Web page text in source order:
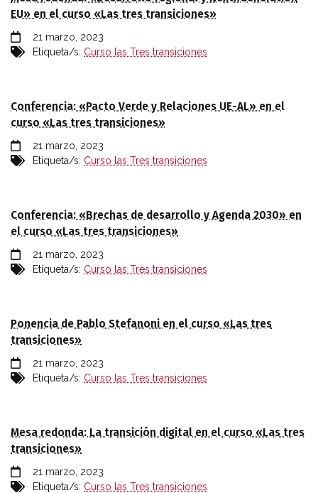
EU» en el curso «Las tres transiciones»
21 marzo, 2023
Etiqueta/s: Curso las Tres transiciones
Conferencia: «Pacto Verde y Relaciones UE-AL» en el
curso «Las tres transiciones»
21 marzo, 2023
Etiqueta/s: Curso las Tres transiciones
Conferencia: «Brechas de desarrollo y Agenda 2030» en
el curso «Las tres transiciones»
21 marzo, 2023
Etiqueta/s: Curso las Tres transiciones
Ponencia de Pablo Stefanoni en el curso «Las tres
transiciones»
21 marzo, 2023
Etiqueta/s: Curso las Tres transiciones
Mesa redonda: La transición digital en el curso «Las tres
transiciones»
21 marzo, 2023
Etiqueta/s: Curso las Tres transiciones